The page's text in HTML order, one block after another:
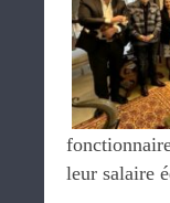
leur salaire